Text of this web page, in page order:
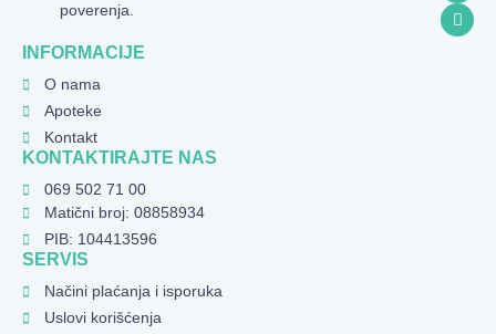
poverenja.
INFORMACIJE
O nama
Apoteke
Kontakt
KONTAKTIRAJTE NAS
069 502 71 00
Matični broj: 08858934
PIB: 104413596
SERVIS
Načini plaćanja i isporuka
Uslovi korišćenja